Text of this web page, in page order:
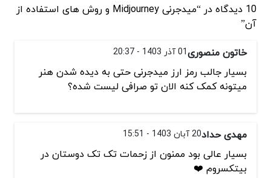
10 دیدگاه در “میدجرنی Midjourney و روش های استفاده از
آن”
خاتون منصوری01 آذر 1403 - 20:37
بسیار جالب رمز ارز میدجرنی حتی به دیده شدن هنر
میتونه کمک کنه الان تو صرافی لیست شده؟
مهدی حداد20 آبان 1403 - 15:51
بسیار عالی بود ممنون از زحمات تک تک دوستان در
بیتکسروم ❤️